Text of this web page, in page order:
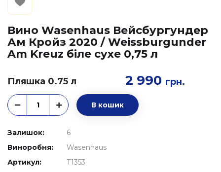
Вино Wasenhaus Вейсбургундер
Ам Кройз 2020 / Weissburgunder
Am Kreuz біле сухе 0,75 л
Пляшка 0.75 л 2 990 грн.
В кошик
Залишок:
6
Виноробня:
Wasenhaus
Артикул:
T1353